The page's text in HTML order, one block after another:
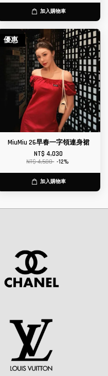
加入購物車
優惠
MiuMiu 26早春一字領連身裙
NT$ 4,030
NT$ 4,580 -12%
加入購物車